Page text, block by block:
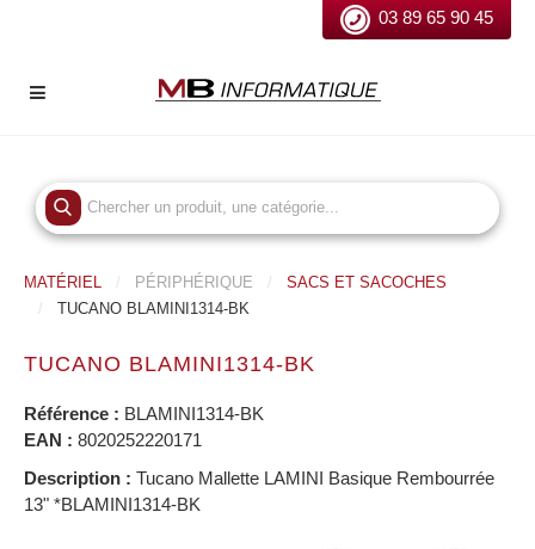
03 89 65 90 45
MATÉRIEL PÉRIPHÉRIQUE
SACS ET SACOCHES
TUCANO BLAMINI1314-BK
TUCANO BLAMINI1314-BK
Référence : BLAMINI1314-BK
EAN : 8020252220171
Description : Tucano Mallette LAMINI Basique Rembourrée
13" *BLAMINI1314-BK